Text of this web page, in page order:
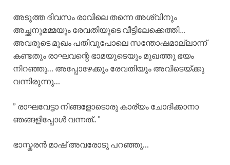
അടുത്ത ദിവസം രാവിലെ തന്നെ അശ്വിനും
അച്ഛനുമമ്മയും രേവതിയുടെ വീട്ടിലേക്കെത്തി…
അവരുടെ മുഖം പതിവുപോലെ സന്തോഷമാല്ലാന്ന്
കണ്ടതും രാഘവന്റെ ഭാമയുടെയും മുഖത്തു ഭയം
നിറഞ്ഞു… അപ്പോഴേക്കും രേവതിയും അവിടെയ്ക്കു
വന്നിരുന്നു…
” രാഘവേട്ടാ നിങ്ങളോടൊരു കാര്യം ചോദിക്കാനാ
ഞങ്ങളിപ്പോൾ വന്നത്.. ”
ഭാസ്കരൻ മാഷ് അവരോടു പറഞ്ഞു…